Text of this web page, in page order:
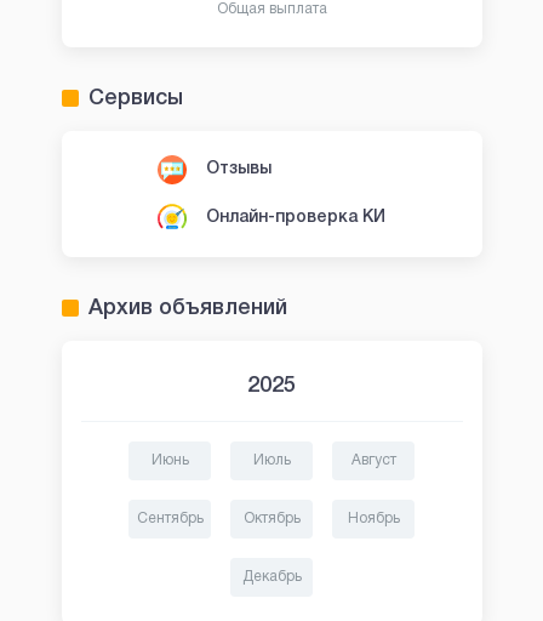
Общая выплата
Сервисы
Отзывы
Онлайн-проверка КИ
Архив объявлений
2025
Июнь Июль Август
Сентябрь Октябрь Ноябрь
Декабрь